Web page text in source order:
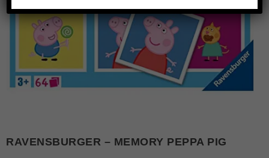
RAVENSBURGER – MEMORY PEPPA PIG